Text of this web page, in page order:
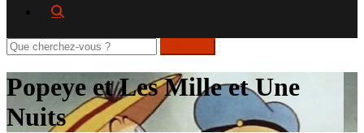
Rechercher
sur
le
site
Popeye et Les Mille et Une
Nuits